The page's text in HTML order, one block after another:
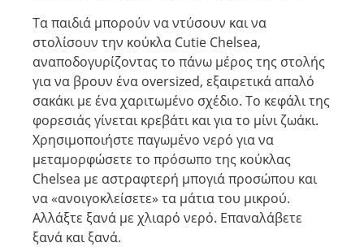
Τα παιδιά μπορούν να ντύσουν και να
στολίσουν την κούκλα Cutie Chelsea,
αναποδογυρίζοντας το πάνω μέρος της στολής
για να βρουν ένα oversized, εξαιρετικά απαλό
σακάκι με ένα χαριτωμένο σχέδιο. Το κεφάλι της
φορεσιάς γίνεται κρεβάτι και για το μίνι ζωάκι.
Χρησιμοποιήστε παγωμένο νερό για να
μεταμορφώσετε το πρόσωπο της κούκλας
Chelsea με αστραφτερή μπογιά προσώπου και
να «ανοιγοκλείσετε» τα μάτια του μικρού.
Αλλάξτε ξανά με χλιαρό νερό. Επαναλάβετε
ξανά και ξανά.